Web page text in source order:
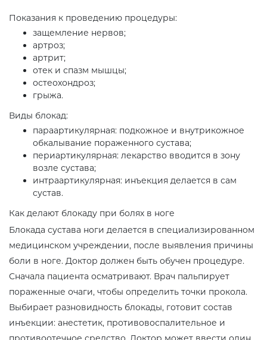
Показания к проведению процедуры:
защемление нервов;
артроз;
артрит;
отек и спазм мышцы;
остеохондроз;
грыжа.
Виды блокад:
параартикулярная: подкожное и внутрикожное
обкалывание пораженного сустава;
периартикулярная: лекарство вводится в зону
возле сустава;
интраартикулярная: инъекция делается в сам
сустав.
Как делают блокаду при болях в ноге
Блокада сустава ноги делается в специализированном
медицинском учреждении, после выявления причины
боли в ноге. Доктор должен быть обучен процедуре.
Сначала пациента осматривают. Врач пальпирует
пораженные очаги, чтобы определить точки прокола.
Выбирает разновидность блокады, готовит состав
инъекции: анестетик, противовоспалительное и